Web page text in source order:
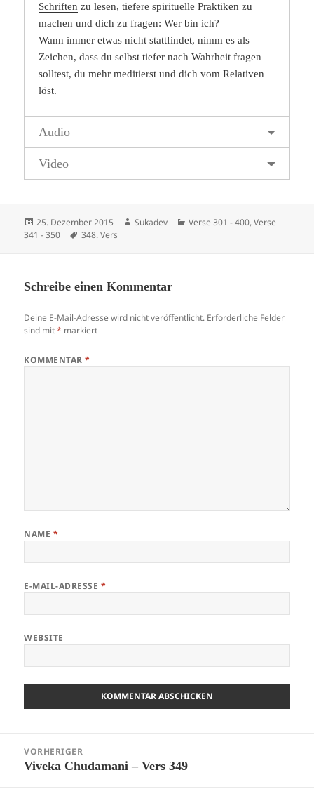
Schriften zu lesen, tiefere spirituelle Praktiken zu
machen und dich zu fragen:Wer bin ich?
Wann immer etwas nicht stattfindet, nimm es als
Zeichen, dass du selbst tiefer nach Wahrheit fragen
solltest, du mehr meditierst und dich vom Relativen
löst.
Audio
Video
Veröffentlicht
am
25. Dezember 2015 Autor
Sukadev Kategorien
Verse 301 - 400,Verse
341 - 350
Schlagwörter
348. Vers
Schreibe einen Kommentar
Deine E-Mail-Adresse wird nicht veröffentlicht. Erforderliche Felder
sind mit* markiert
KOMMENTAR*
NAME *
E-MAIL-ADRESSE *
WEBSITE
VORHERIGER
Vorheriger
Viveka Chudamani – Vers 349